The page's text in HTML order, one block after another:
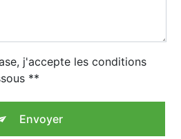
j'accepte les conditions
**
Envoyer